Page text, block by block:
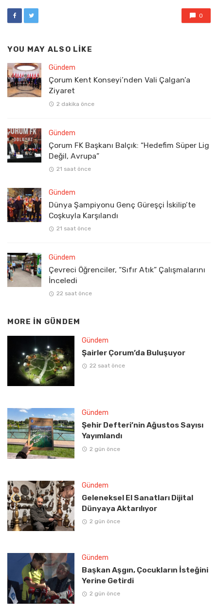
0
YOU MAY ALSO LIKE
Gündem
Çorum Kent Konseyi’nden Vali Çalgan’a
Ziyaret
2 dakika önce
Gündem
Çorum FK Başkanı Balçık: “Hedefim Süper Lig
Değil, Avrupa”
21 saat önce
Gündem
Dünya Şampiyonu Genç Güreşçi İskilip’te
Coşkuyla Karşılandı
21 saat önce
Gündem
Çevreci Öğrenciler, “Sıfır Atık” Çalışmalarını
İnceledi
22 saat önce
MORE IN GÜNDEM
Gündem
Şairler Çorum’da Buluşuyor
22 saat önce
Gündem
Şehir Defteri’nin Ağustos Sayısı
Yayımlandı
2 gün önce
Gündem
Geleneksel El Sanatları Dijital
Dünyaya Aktarılıyor
2 gün önce
Gündem
Başkan Aşgın, Çocukların İsteğini
Yerine Getirdi
2 gün önce